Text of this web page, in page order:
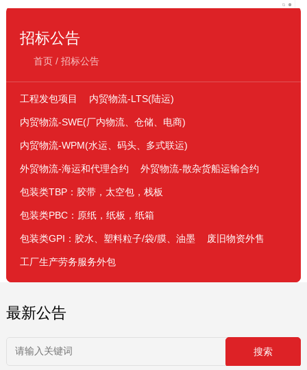
招标公告
首页/ 招标公告
工程发包项目 内贸物流-LTS(陆运)
内贸物流-SWE(厂内物流、仓储、电商)
内贸物流-WPM(水运、码头、多式联运)
外贸物流-海运和代理合约 外贸物流-散杂货船运输合约
包装类TBP：胶带，太空包，栈板
包装类PBC：原纸，纸板，纸箱
包装类GPI：胶水、塑料粒子/袋/膜、油墨 废旧物资外售
工厂生产劳务服务外包
最新公告